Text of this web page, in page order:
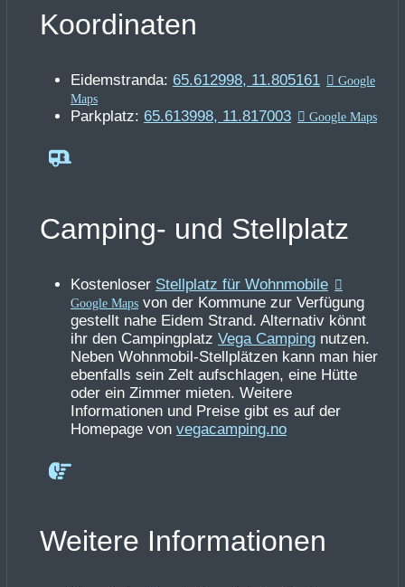
Koordinaten
Eidemstranda: 65.612998, 11.805161
Parkplatz: 65.613998, 11.817003
Camping- und Stellplatz
Kostenloser Stellplatz für Wohnmobile
von der Kommune zur Verfügung
gestellt nahe Eidem Strand. Alternativ könnt
ihr den Campingplatz Vega Camping nutzen.
Neben Wohnmobil-Stellplätzen kann man hier
ebenfalls sein Zelt aufschlagen, eine Hütte
oder ein Zimmer mieten. Weitere
Informationen und Preise gibt es auf der
Homepage von vegacamping.no
Weitere Informationen